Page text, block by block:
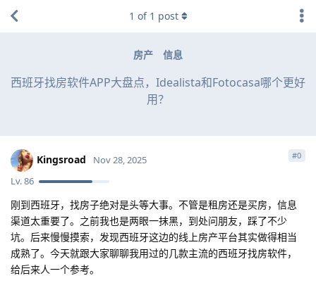
房产 信息
西班牙找房软件APP大盘点，Idealista和Fotocasa哪个更好
用？
1 of 1 post
Kingsroad
Lv.86
Nov 28, 2025 #0
刚到西班牙，找房子绝对是头等大事。不管是租房还是买房，信息
渠道太重要了。之前我也是两眼一抹黑，到处问朋友，踩了不少
坑。后来慢慢摸索，发现西班牙这边的线上房产平台其实做得相当
成熟了。今天就跟大家聊聊我用过的几款主流的西班牙找房软件，
给后来人一个参考。